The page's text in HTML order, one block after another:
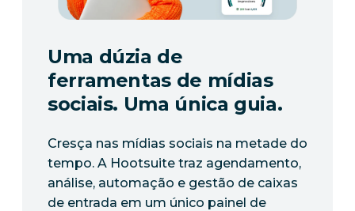
Uma dúzia de
ferramentas de mídias
sociais. Uma única guia.
Cresça nas mídias sociais na metade do
tempo. A Hootsuite traz agendamento,
análise, automação e gestão de caixas
de entrada em um único painel de